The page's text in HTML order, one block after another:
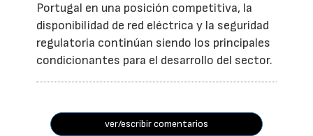
Portugal en una posición competitiva, la
disponibilidad de red eléctrica y la seguridad
regulatoria continúan siendo los principales
condicionantes para el desarrollo del sector.
ver/escribir comentarios